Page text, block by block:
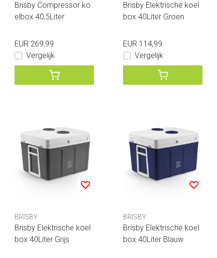
Brisby Compressor ko
elbox 40,5Liter
EUR 269,99
Vergelijk
Brisby Elektrische koel
box 40Liter Groen
EUR 114,99
Vergelijk
BRISBY
Brisby Elektrische koel
box 40Liter Grijs
BRISBY
Brisby Elektrische koel
box 40Liter Blauw